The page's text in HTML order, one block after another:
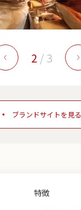
2 /3
ブランドサイトを見る
特徴